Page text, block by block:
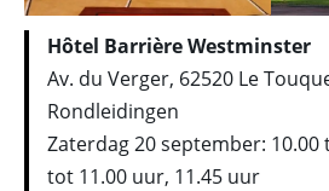
Hôtel Barrière Westminster
Av. du Verger, 62520 Le
Rondleidingen
Zaterdag 20 september: 10.00
tot 11.00 uur, 11.45 uur